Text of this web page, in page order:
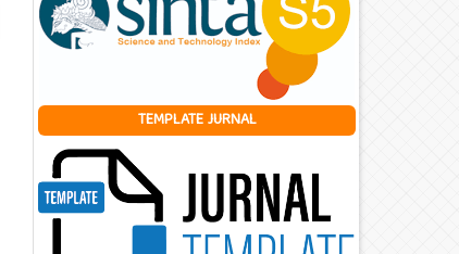
TEMPLATE JURNAL